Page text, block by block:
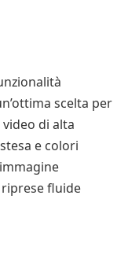
scelta per
di alta
e colori
fluide